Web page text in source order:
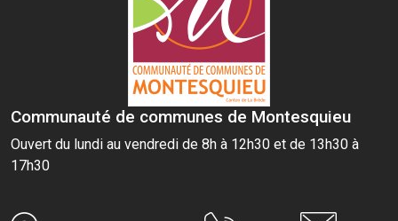
Communauté de communes de Montesquieu
Ouvert du lundi au vendredi de 8h à 12h30 et de 13h30 à
17h30